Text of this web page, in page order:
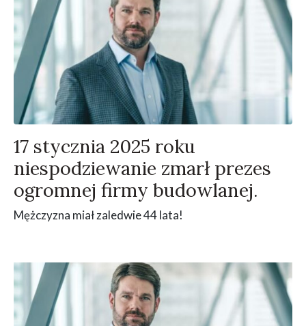
17 stycznia 2025 roku
niespodziewanie zmarł prezes
ogromnej firmy budowlanej.
Mężczyzna miał zaledwie 44 lata!